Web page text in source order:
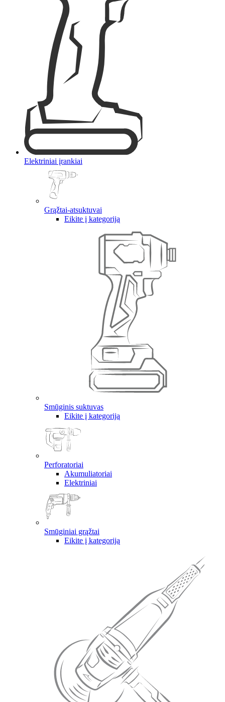
Elektriniai įrankiai
Grąžtai-atsuktuvai
Eikite į kategoriją
Smūginis suktuvas
Eikite į kategoriją
Perforatoriai
Akumuliatoriai
Elektriniai
Smūginiai grąžtai
Eikite į kategoriją